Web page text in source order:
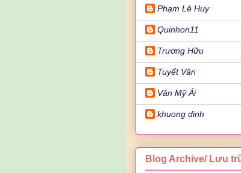
Phạm Lê Huy
Quinhon11
Trương Hữu
Tuyết Vân
Văn Mỹ Ái
khuong dinh
Blog Archive/ Lưu